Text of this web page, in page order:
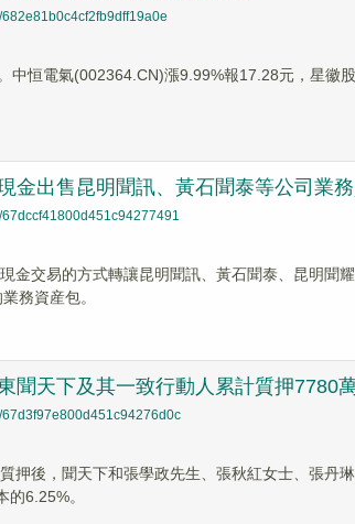
中恒電氣(002364.CN)漲9.99%報17.28元，星徽
金出售昆明聞訊、黃石聞泰等公司業
金交易的方式轉讓昆明聞訊、黃石聞泰、昆明聞
務資産包。
聞天下及其一致行動人累計質押7780
押後，聞天下和張學政先生、張秋紅女士、張丹
6.25%。